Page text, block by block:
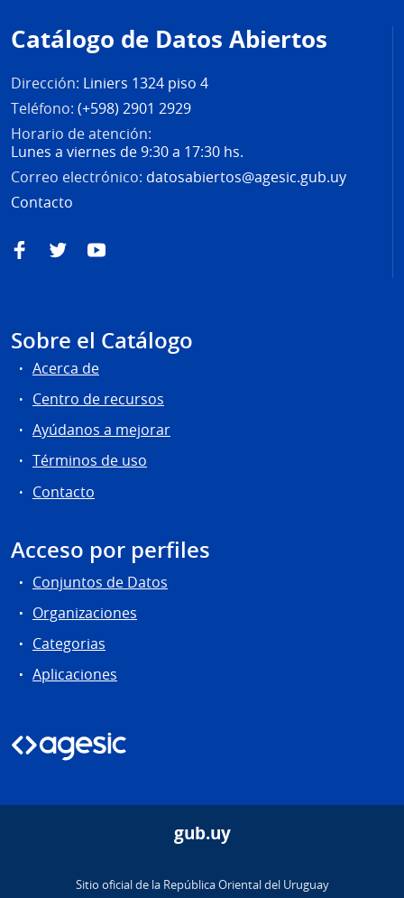
de
página
Catálogo de Datos Abiertos
Dirección: Liniers 1324 piso 4
Teléfono: (+598) 2901 2929
Horario de atención:
Lunes a viernes de 9:30 a 17:30 hs.
Correo electrónico: datosabiertos@agesic.gub.uy
Contacto
FacebookTwitterYouTube
Sobre el Catálogo
Acerca de
Centro de recursos
Ayúdanos a mejorar
Términos de uso
Contacto
Acceso por perfiles
Conjuntos de Datos
Organizaciones
Categorias
Aplicaciones
gub.uy
Sitio oficial de la República Oriental del Uruguay